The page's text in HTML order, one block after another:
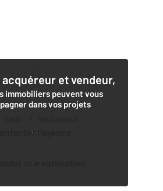
acquéreur et vendeur,
immobiliers peuvent vous
dans vos projets
Contacter l'agence
une estimation
1